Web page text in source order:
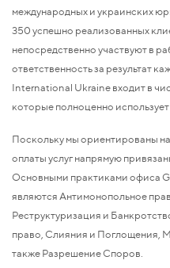
международных и украинских
350 успешно реализованных
непосредственно участвуют в
ответственность за результат
International Ukraine входит в
которые полноценно
Поскольку мы ориентированы
оплаты услуг напрямую
Основными практиками офиса
являются Антимонопольное
Реструктуризация и
право, Слияния и Поглощения,
также Разрешение Споров.